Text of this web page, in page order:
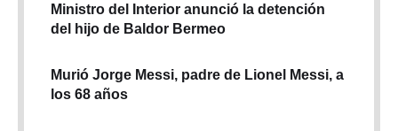
Ministro del Interior anunció la detención
del hijo de Baldor Bermeo
Murió Jorge Messi, padre de Lionel Messi, a
los 68 años